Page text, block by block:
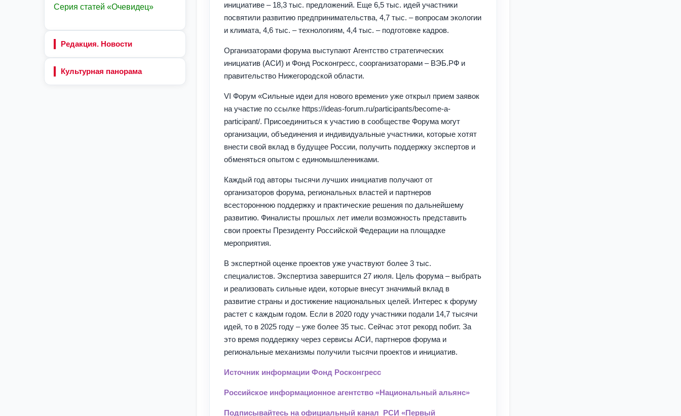
Серия статей «Очевидец»
Редакция. Новости
Культурная панорама
инициативе – 18,3 тыс. предложений. Еще 6,5 тыс. идей участники
посвятили развитию предпринимательства, 4,7 тыс. – вопросам экологии
и климата, 4,6 тыс. – технологиям, 4,4 тыс. – подготовке кадров.
Организаторами форума выступают Агентство стратегических
инициатив (АСИ) и Фонд Росконгресс, соорганизаторами – ВЭБ.РФ и
правительство Нижегородской области.
VI Форум «Сильные идеи для нового времени» уже открыл прием заявок
на участие по ссылке https://ideas-forum.ru/participants/become-a-
participant/. Присоединиться к участию в сообществе Форума могут
организации, объединения и индивидуальные участники, которые хотят
внести свой вклад в будущее России, получить поддержку экспертов и
обменяться опытом с единомышленниками.
Каждый год авторы тысячи лучших инициатив получают от
организаторов форума, региональных властей и партнеров
всестороннюю поддержку и практические решения по дальнейшему
развитию. Финалисты прошлых лет имели возможность представить
свои проекты Президенту Российской Федерации на площадке
мероприятия.
В экспертной оценке проектов уже участвуют более 3 тыс.
специалистов. Экспертиза завершится 27 июля. Цель форума – выбрать
и реализовать сильные идеи, которые внесут значимый вклад в
развитие страны и достижение национальных целей. Интерес к форуму
растет с каждым годом. Если в 2020 году участники подали 14,7 тысячи
идей, то в 2025 году – уже более 35 тыс. Сейчас этот рекорд побит. За
это время поддержку через сервисы АСИ, партнеров форума и
региональные механизмы получили тысячи проектов и инициатив.
Источник информации Фонд Росконгресс
Российское информационное агентство «Национальный альянс»
Подписывайтесь на официальный канал РСИ «Первый